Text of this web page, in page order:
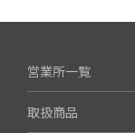
営業所一覧
取扱商品